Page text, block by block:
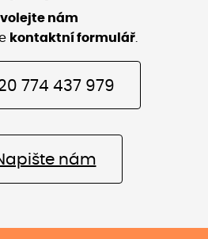
nám
kontaktní formulář
774 437 979
nám